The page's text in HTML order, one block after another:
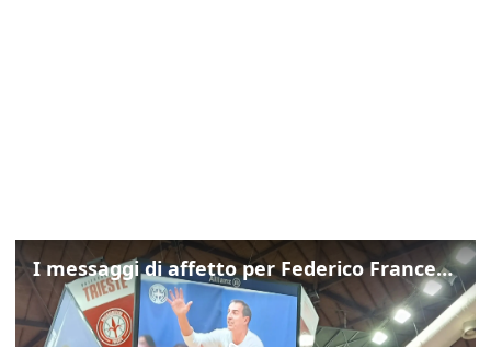
I messaggi di affetto per Federico Franceschin: così il mondo del basket gli è stato accanto fino all’ultimo